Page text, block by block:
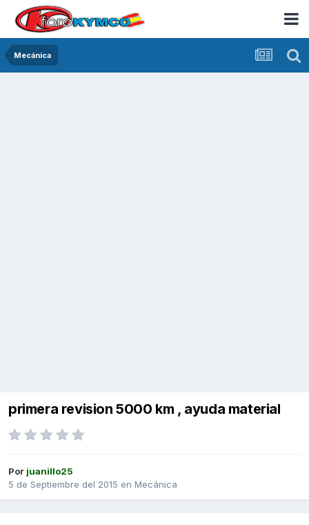
Mecánica
primera revision 5000 km , ayuda material
Por juanillo25
5 de Septiembre del 2015 en Mecánica